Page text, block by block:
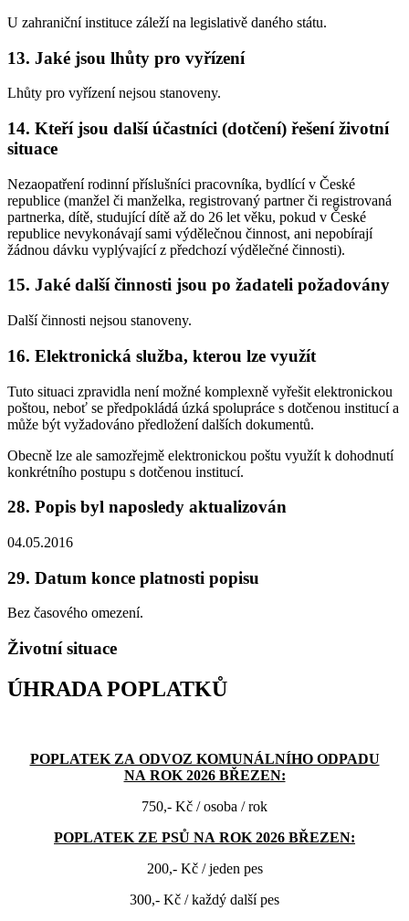
U zahraniční instituce záleží na legislativě daného státu.
13. Jaké jsou lhůty pro vyřízení
Lhůty pro vyřízení nejsou stanoveny.
14. Kteří jsou další účastníci (dotčení) řešení životní
situace
Nezaopatření rodinní příslušníci pracovníka, bydlící v České
republice (manžel či manželka, registrovaný partner či registrovaná
partnerka, dítě, studující dítě až do 26 let věku, pokud v České
republice nevykonávají sami výdělečnou činnost, ani nepobírají
žádnou dávku vyplývající z předchozí výdělečné činnosti).
15. Jaké další činnosti jsou po žadateli požadovány
Další činnosti nejsou stanoveny.
16. Elektronická služba, kterou lze využít
Tuto situaci zpravidla není možné komplexně vyřešit elektronickou
poštou, neboť se předpokládá úzká spolupráce s dotčenou institucí a
může být vyžadováno předložení dalších dokumentů.
Obecně lze ale samozřejmě elektronickou poštu využít k dohodnutí
konkrétního postupu s dotčenou institucí.
28. Popis byl naposledy aktualizován
04.05.2016
29. Datum konce platnosti popisu
Bez časového omezení.
Životní situace
ÚHRADA POPLATKŮ
POPLATEK ZA ODVOZ KOMUNÁLNÍHO ODPADU
NA ROK 2026 BŘEZEN:
750,- Kč / osoba / rok
POPLATEK ZE PSŮ NA ROK 2026 BŘEZEN:
200,- Kč / jeden pes
300,- Kč / každý další pes